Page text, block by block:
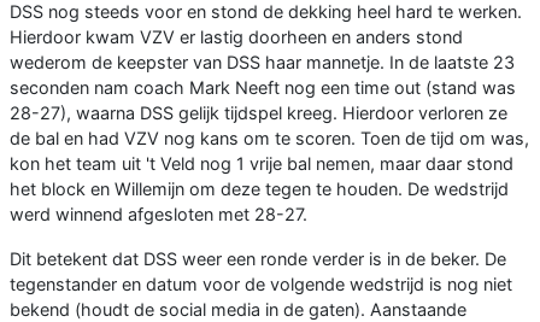
DSS nog steeds voor en stond de dekking heel hard te werken.
Hierdoor kwam VZV er lastig doorheen en anders stond
wederom de keepster van DSS haar mannetje. In de laatste 23
seconden nam coach Mark Neeft nog een time out (stand was
28-27), waarna DSS gelijk tijdspel kreeg. Hierdoor verloren ze
de bal en had VZV nog kans om te scoren. Toen de tijd om was,
kon het team uit 't Veld nog 1 vrije bal nemen, maar daar stond
het block en Willemijn om deze tegen te houden. De wedstrijd
werd winnend afgesloten met 28-27.
Dit betekent dat DSS weer een ronde verder is in de beker. De
tegenstander en datum voor de volgende wedstrijd is nog niet
bekend (houdt de social media in de gaten). Aanstaande